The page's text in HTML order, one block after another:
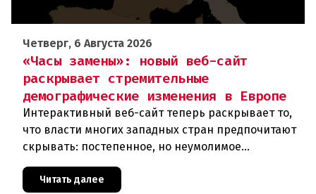
Четверг, 6 Августа 2026
«Часы замены»: новый веб-сайт
раскрывает стремительные
демографические изменения в Европе
Интерактивный веб-сайт теперь раскрывает то,
что власти многих западных стран предпочитают
скрывать: постепенное, но неумолимое
сокращение численности населения
европейского происхождения. «Часы замен
Читать далее